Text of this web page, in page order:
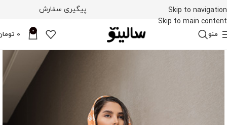
Skip to navigation
Skip to main content
پیگیری سفارش
منو 0
0